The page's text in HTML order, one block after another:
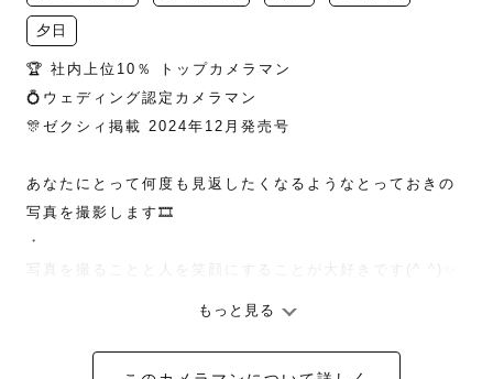
夕日
🏆 社内上位10％ トップカメラマン
💍ウェディング認定カメラマン
🎊ゼクシィ掲載 2024年12月発売号
あなたにとって何度も見返したくなるようなとっておきの
写真を撮影します🎞️
・
写真を撮ることと人を笑顔にすることが大好きです(^ ^)✨
0 歳と５歳の息子を持つパパカメラマンのあーすと申しま
もっと見る